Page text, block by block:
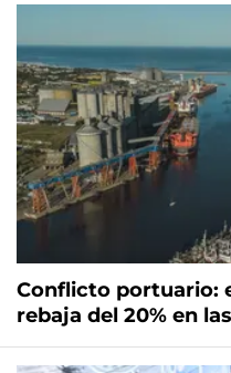
Conflicto portuario:
rebaja del 20% en